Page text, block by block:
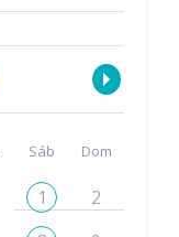
Sáb Dom
1
2